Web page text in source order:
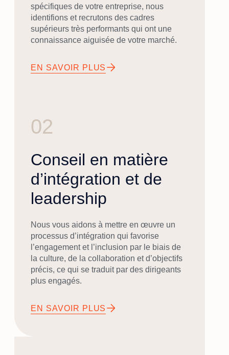
spécifiques de votre entreprise, nous
identifions et recrutons des cadres
supérieurs très performants qui ont une
connaissance aiguisée de votre marché.
EN SAVOIR PLUS
02
Conseil en matière
d’intégration et de
leadership
Nous vous aidons à mettre en œuvre un
processus d’intégration qui favorise
l’engagement et l’inclusion par le biais de
la culture, de la collaboration et d’objectifs
précis, ce qui se traduit par des dirigeants
plus engagés.
EN SAVOIR PLUS